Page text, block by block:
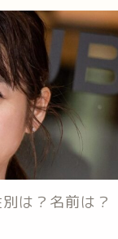
は？名前は？